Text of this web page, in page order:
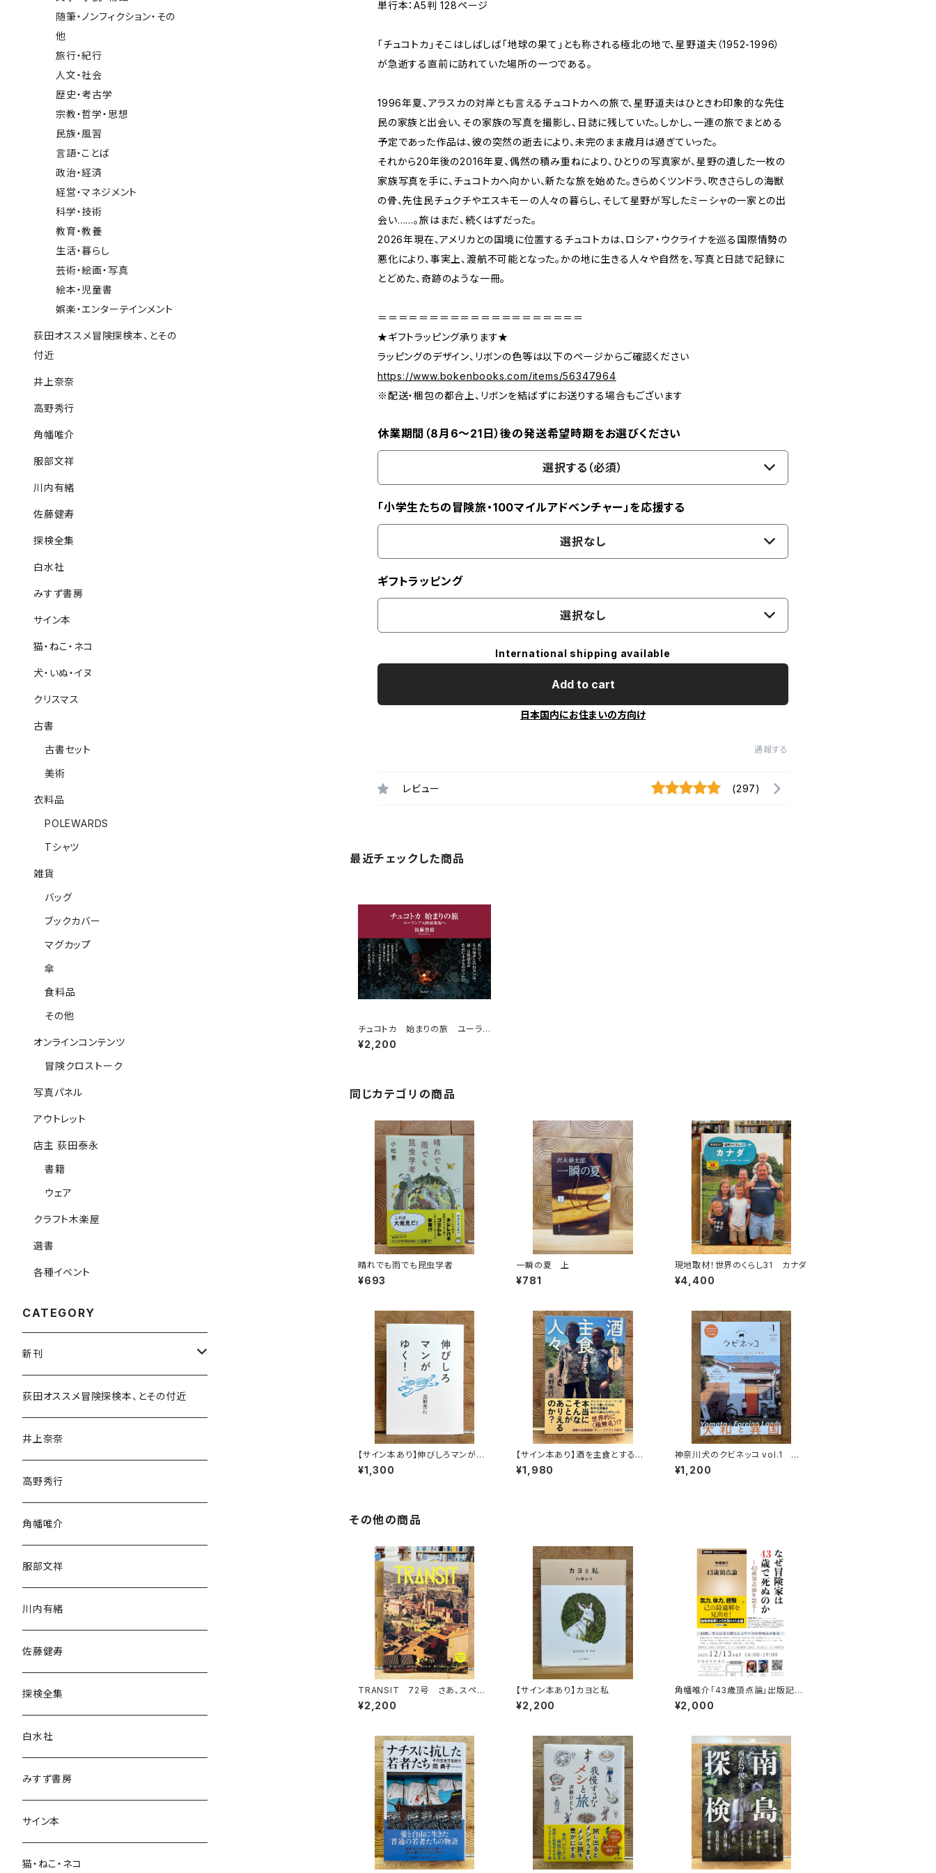
単行本：A5判 128ページ
「チュコトカ」――そこはしばしば「地球の果て」とも称される極北の地で、星野道夫（1952-1996）
が急逝する直前に訪れていた場所の一つである。
1996年夏、アラスカの対岸とも言えるチュコトカへの旅で、星野道夫はひときわ印象的な先住
民の家族と出会い、その家族の写真を撮影し、日誌に残していた。しかし、一連の旅でまとめる
予定であった作品は、彼の突然の逝去により、未完のまま歳月は過ぎていった。
それから20年後の2016年夏、偶然の積み重ねにより、ひとりの写真家が、星野の遺した一枚の
家族写真を手に、チュコトカへ向かい、新たな旅を始めた。きらめくツンドラ、吹きさらしの海獣
の骨、先住民チュクチやエスキモーの人々の暮らし、そして星野が写したミーシャの一家との出
会い……。旅はまだ、続くはずだった。
2026年現在、アメリカとの国境に位置するチュコトカは、ロシア・ウクライナを巡る国際情勢の
悪化により、事実上、渡航不可能となった。かの地に生きる人々や自然を、写真と日誌で記録に
とどめた、奇跡のような一冊。
＝＝＝＝＝＝＝＝＝＝＝＝＝＝＝＝＝＝＝＝
★ギフトラッピング承ります★
ラッピングのデザイン、リボンの色等は以下のページからご確認ください
https://www.bokenbooks.com/items/56347964
※配送・梱包の都合上、リボンを結ばずにお送りする場合もございます
休業期間（8月6〜21日）後の発送希望時期をお選びください
選択する（必須）
「小学生たちの冒険旅・100マイルアドベンチャー」を応援する
選択なし
ギフトラッピング
選択なし
International shipping available
Add to cart
日本国内にお住まいの方向け
通報する
レビュー (297)
最近チェックした商品
チュコトカ 始まりの旅 ユーラシ
ア大陸最東端へ
¥2,200
同じカテゴリの商品
晴れでも雨でも昆虫学者
¥693
一瞬の夏 上
¥781
現地取材！世界のくらし31 カナダ
¥4,400
【サイン本あり】伸びしろマンがゆ
く！
¥1,300
【サイン本あり】酒を主食とする
人々 エチオピアの科学的秘境を
旅する
¥1,980
神奈川犬のクビネッコ vol.1 特
集：大和と異国
¥1,200
その他の商品
TRANSIT 72号 さあ、スペイ
ンへ！ 太陽と海と土の国
¥2,200
【サイン本あり】カヨと私
¥2,200
角幡唯介「43歳頂点論」出版記念
トークイベント録画視聴権
¥2,000
随筆・ノンフィクション・その
他
旅行・紀行
人文・社会
歴史・考古学
宗教・哲学・思想
民族・風習
言語・ことば
政治・経済
経営・マネジメント
科学・技術
教育・教養
生活・暮らし
芸術・絵画・写真
絵本・児童書
娯楽・エンターテインメント
荻田オススメ冒険探検本、とその
付近
井上奈奈
高野秀行
角幡唯介
服部文祥
川内有緒
佐藤健寿
探検全集
白水社
みすず書房
サイン本
猫・ねこ・ネコ
犬・いぬ・イヌ
クリスマス
古書
古書セット
美術
衣料品
POLEWARDS
Tシャツ
雑貨
バッグ
ブックカバー
マグカップ
傘
食料品
その他
オンラインコンテンツ
冒険クロストーク
写真パネル
アウトレット
店主 荻田泰永
書籍
ウェア
クラフト木楽屋
選書
各種イベント
CATEGORY
新刊
和書
文学・小説・物語
随筆・ノンフィクション・その他
民族・風習
言語・ことば
荻田オススメ冒険探検本、とその付近
井上奈奈
高野秀行
角幡唯介
服部文祥
川内有緒
佐藤健寿
探検全集
白水社
みすず書房
サイン本
猫・ねこ・ネコ